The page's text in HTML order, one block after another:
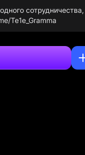
сотрудничества,
Te1e_Gramma